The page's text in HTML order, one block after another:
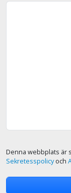
Denna webbplats är
Sekretesspolicyoch